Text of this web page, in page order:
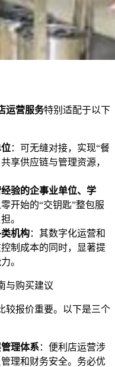
运营服务特别适配于以下
：可无缝对接，实现“餐
享供应链与管理资源，
验的企事业单位、学
开始的“交钥匙”整包服
。
机构：其数字化运营和
制成本的同时，显著提
。
与购买建议
较报价重要。以下是三个
理体系：便利店运营涉
理和财务安全。务必优